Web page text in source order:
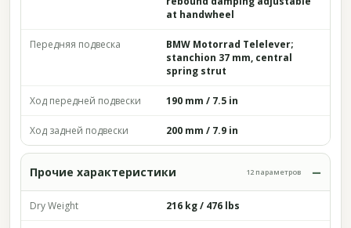
at handwheel
Передняя подвеска
BMW Motorrad Telelever;
stanchion 37 mm, central
spring strut
Ход передней подвески 190 mm / 7.5 in
Ход задней подвески 200 mm / 7.9 in
Прочие характеристики 12 параметров
Dry Weight 216 kg / 476 lbs